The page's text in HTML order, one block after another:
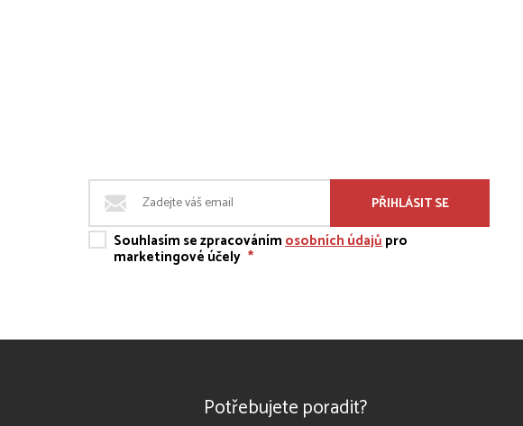
PŘIHLÁSIT SE
Souhlasím se zpracovánímosobních údajůpro
marketingové účely *
Potřebujete poradit?